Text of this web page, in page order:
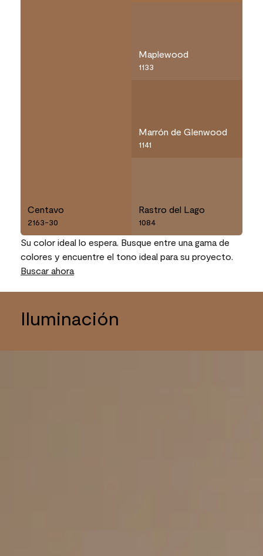
Centavo
2163-30
Maplewood
1133
Marrón de Glenwood
1141
Rastro del Lago
1084
Su color ideal lo espera. Busque entre una gama de
colores y encuentre el tono ideal para su proyecto.
Buscar ahora
Iluminación